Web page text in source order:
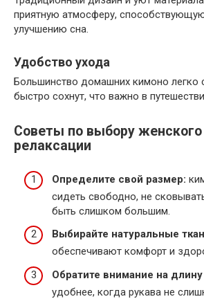
приятную атмосферу,
улучшению сна.
Удобство ухода
Большинство домашних кимоно легко
быстро сохнут, что важно в
Советы по выбору
релаксации
Определите свой размер:
сидеть свободно, не
быть слишком большим.
Выбирайте натуральные
обеспечивают комфорт и
Обратите внимание на длину
удобнее, когда рукава не